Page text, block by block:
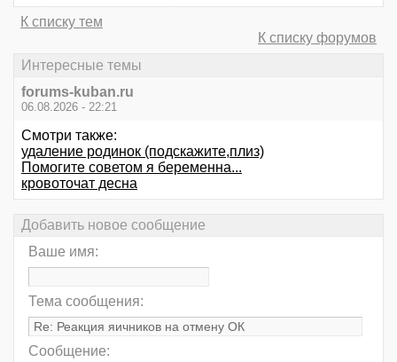
К списку тем
К списку форумов
Интересные темы
forums-kuban.ru
06.08.2026 - 22:21
Смотри также:
удаление родинок (подскажите,плиз)
Помогите советом я беременна...
кровоточат десна
Добавить новое сообщение
Ваше имя:
Тема сообщения:
Сообщение: